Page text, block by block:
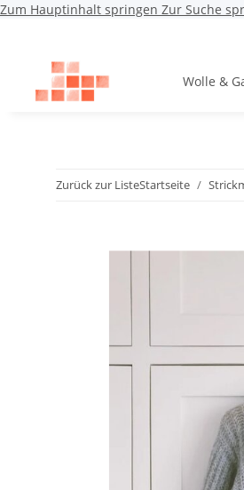
Zum Hauptinhalt springen Zur Suche
Wolle &
Zurück zur ListeStartseite